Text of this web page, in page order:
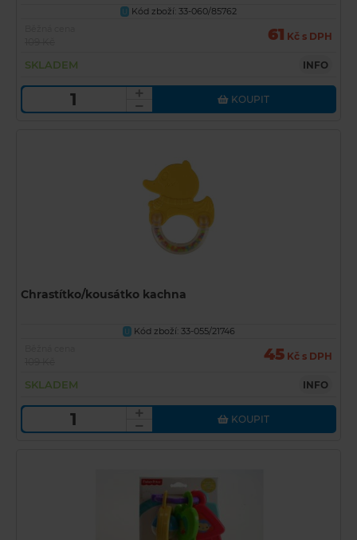
U
Kód zboží: 33-060/85762
61 Kč s DPH
SKLADEM INFO
KOUPIT
Chrastítko/kousátko kachna
U Kód zboží: 33-055/21746
45 Kč s DPH
SKLADEM INFO
KOUPIT